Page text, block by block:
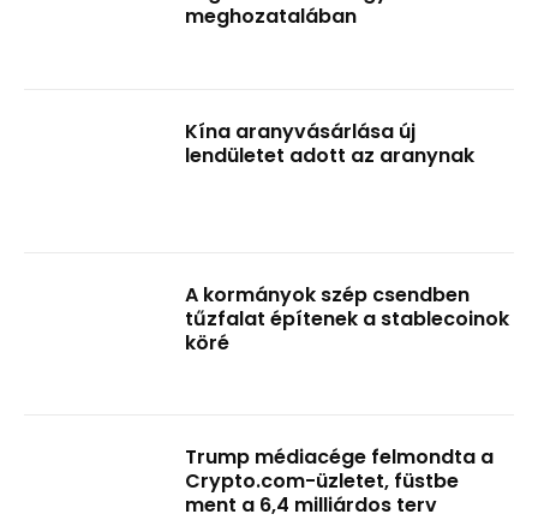
meghozatalában
Kína aranyvásárlása új
lendületet adott az aranynak
A kormányok szép csendben
tűzfalat építenek a stablecoinok
köré
Trump médiacége felmondta a
Crypto.com-üzletet, füstbe
ment a 6,4 milliárdos terv